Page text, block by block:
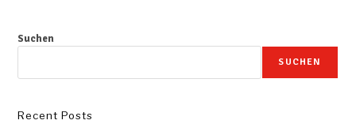
Suchen
SUCHEN
Recent Posts